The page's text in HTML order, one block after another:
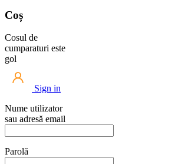
Coș
Cosul de
cumparaturi este
gol
Sign in
Nume utilizator
sau adresă email
Parolă